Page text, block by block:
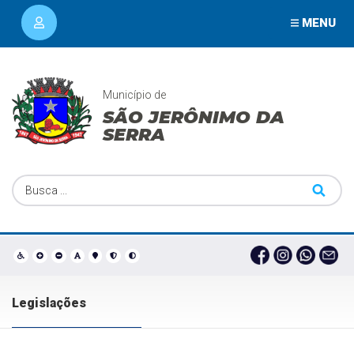
MENU
Município de
SÃO JERÔNIMO DA
SERRA
Legislações